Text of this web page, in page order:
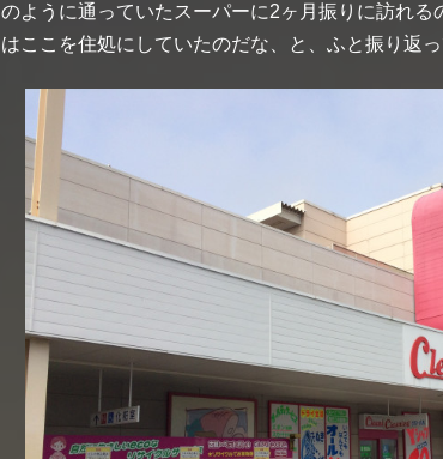
のように通っていたスーパーに2ヶ月振りに訪れる
はここを住処にしていたのだな、と、ふと振り返っ